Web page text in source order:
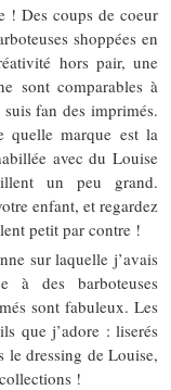
! Des coups de coeur
shoppées en
hors pair, une
sont comparables à
fan des imprimés.
quelle marque est la
avec du Louise
un peu grand.
enfant, et regardez
petit par contre !
sur laquelle j’avais
à des barboteuses
sont fabuleux. Les
que j’adore : liserés
dressing de Louise,
!